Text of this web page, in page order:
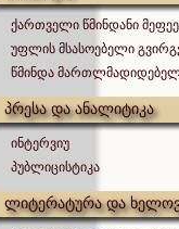
ქართველი წმინდანი
უფლის მსასოებელი
წმინდა
პრესა და ანალიტიკა
ინტერვიუ
პუბლიცისტიკა
ლიტერატურა და